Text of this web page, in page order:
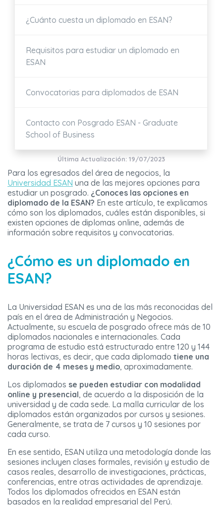
¿Cuánto cuesta un diplomado en ESAN?
Requisitos para estudiar un diplomado en
ESAN
Convocatorias para diplomados de ESAN
Contacto con Posgrado ESAN - Graduate
School of Business
Última Actualización: 19/07/2023
Para los egresados del área de negocios, la
Universidad ESAN una de las mejores opciones para
estudiar un posgrado. ¿Conoces las opciones en
diplomado de la ESAN? En este artículo, te explicamos
cómo son los diplomados, cuáles están disponibles, si
existen opciones de diplomas online, además de
información sobre requisitos y convocatorias.
¿Cómo es un diplomado en
ESAN?
La Universidad ESAN es una de las más reconocidas del
país en el área de Administración y Negocios.
Actualmente, su escuela de posgrado ofrece más de 10
diplomados nacionales e internacionales. Cada
programa de estudio está estructurado entre 120 y 144
horas lectivas, es decir, que cada diplomado tiene una
duración de 4 meses y medio, aproximadamente.
Los diplomados se pueden estudiar con modalidad
online y presencial, de acuerdo a la disposición de la
universidad y de cada sede. La malla curricular de los
diplomados están organizados por cursos y sesiones.
Generalmente, se trata de 7 cursos y 10 sesiones por
cada curso.
En ese sentido, ESAN utiliza una metodología donde las
sesiones incluyen clases formales, revisión y estudio de
casos reales, desarrollo de investigaciones, prácticas,
conferencias, entre otras actividades de aprendizaje.
Todos los diplomados ofrecidos en ESAN están
basados en la realidad empresarial del Perú.